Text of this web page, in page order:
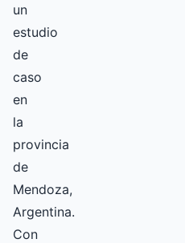
un
estudio
de
caso
en
la
provincia
de
Mendoza,
Argentina.
Con